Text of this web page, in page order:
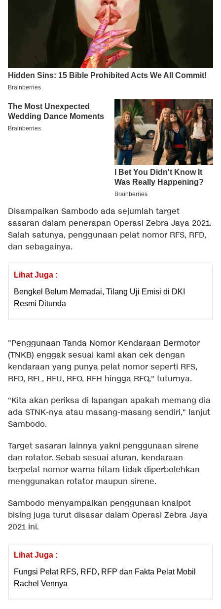
Disampaikan Sambodo ada sejumlah target
sasaran dalam penerapan Operasi Zebra Jaya 2021.
Salah satunya, penggunaan pelat nomor RFS, RFD,
dan sebagainya.
Lihat Juga :
Bengkel Belum Memadai, Tilang Uji Emisi di DKI
Resmi Ditunda
"Penggunaan Tanda Nomor Kendaraan Bermotor
(TNKB) enggak sesuai kami akan cek dengan
kendaraan yang punya pelat nomor seperti RFS,
RFD, RFL, RFU, RFO, RFH hingga RFQ," tuturnya.
"Kita akan periksa di lapangan apakah memang dia
ada STNK-nya atau masang-masang sendiri," lanjut
Sambodo.
Target sasaran lainnya yakni penggunaan sirene
dan rotator. Sebab sesuai aturan, kendaraan
berpelat nomor warna hitam tidak diperbolehkan
menggunakan rotator maupun sirene.
Sambodo menyampaikan penggunaan knalpot
bising juga turut disasar dalam Operasi Zebra Jaya
2021 ini.
Lihat Juga :
Fungsi Pelat RFS, RFD, RFP dan Fakta Pelat Mobil
Rachel Vennya